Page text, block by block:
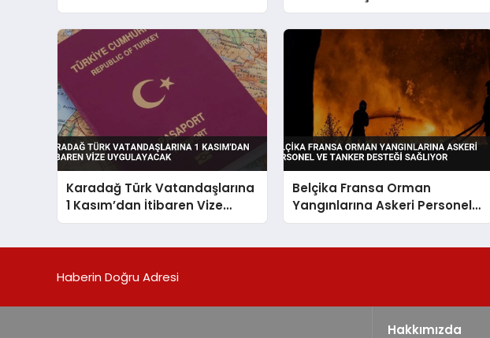
Engel Oldu
Atandı
Karadağ Türk Vatandaşlarına
1 Kasım’dan İtibaren Vize
Uygulayacak
Belçika Fransa Orman
Yangınlarına Askeri Personel
ve Tanker Desteği Sağlıyor
Haberin Doğru Adresi
Hakkımızda